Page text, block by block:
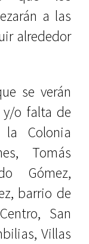
a las
alrededor
se verán
o falta de
Colonia
Tomás
Gómez,
barrio de
San
Villas